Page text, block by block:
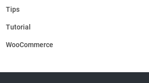
Tips
Tutorial
WooCommerce